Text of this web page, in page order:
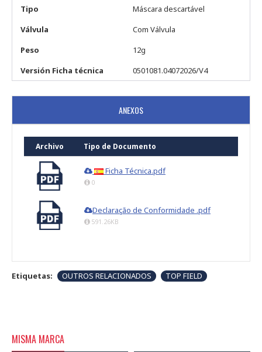
Tipo
Máscara descartável
Válvula
Com Válvula
Peso
12g
Versión Ficha técnica
0501081.04072026/V4
ANEXOS
Archivo Tipo de Documento
Ficha Técnica.pdf
0
Declaração de Conformidade .pdf
591.26KB
Etiquetas: OUTROS RELACIONADOS TOP FIELD
MISMA MARCA